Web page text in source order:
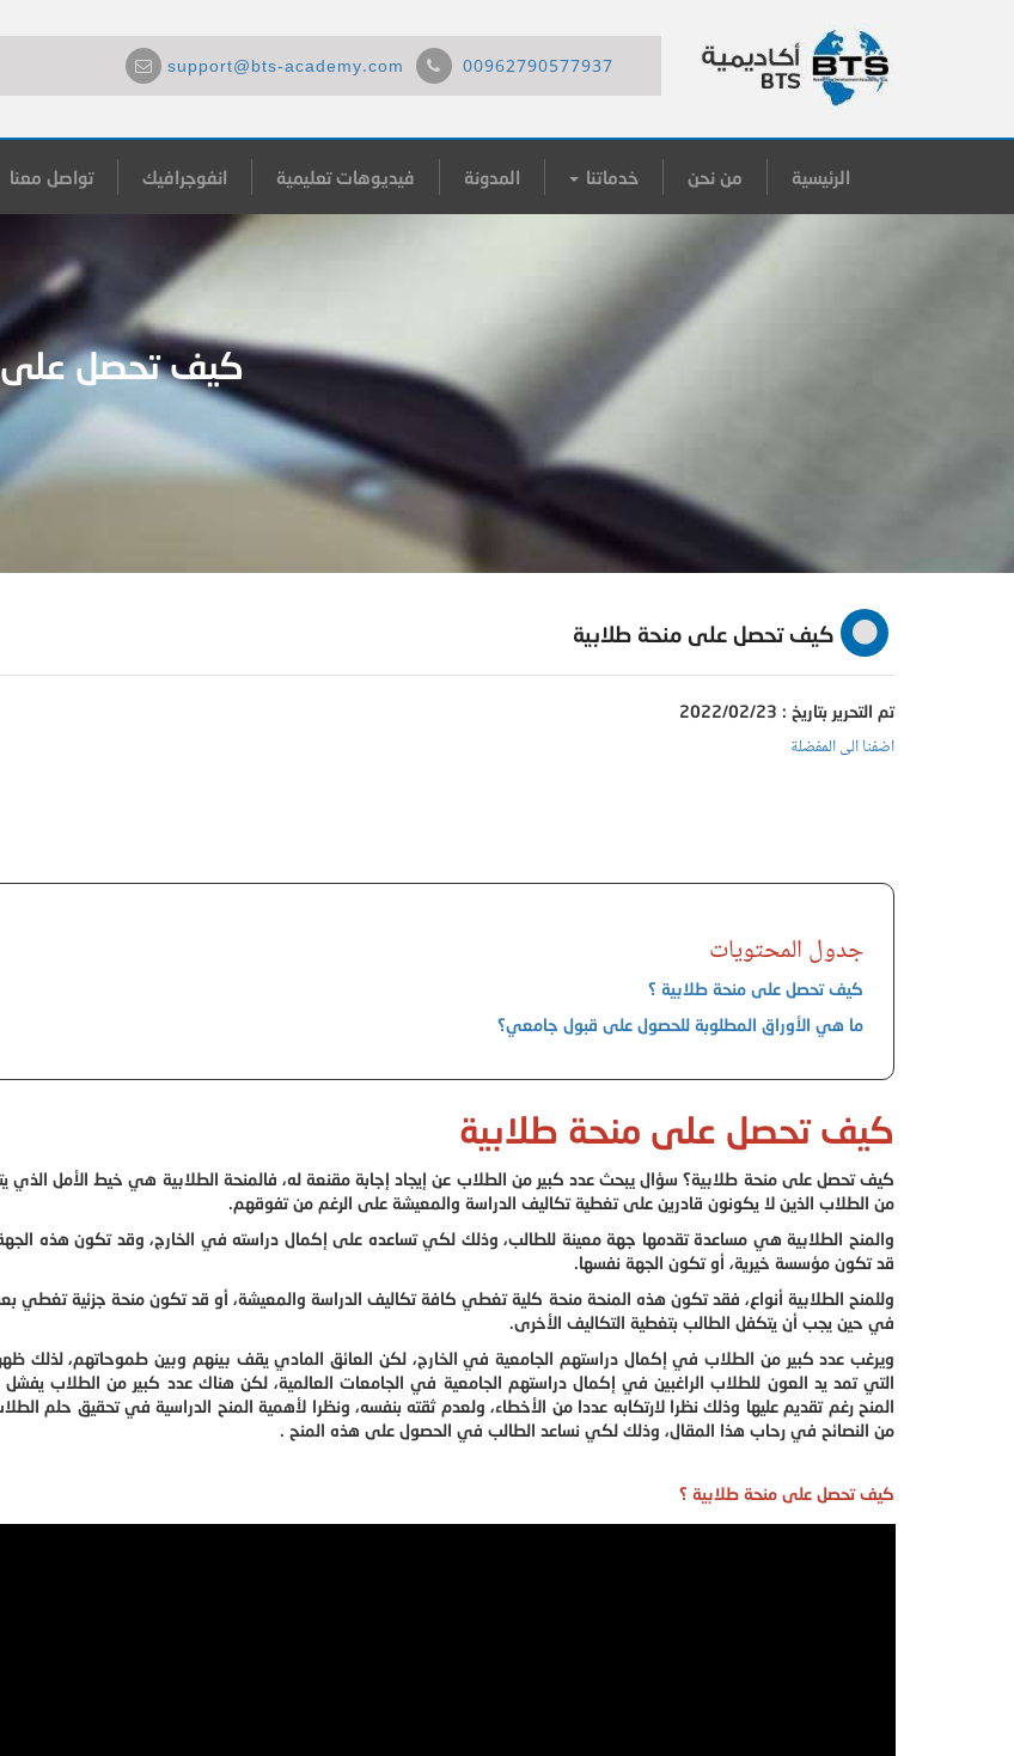
00962790577937
support@bts-academy.com
الرئيسية من نحن خدماتنا المدونة فيديوهات تعليمية انفوجرافيك تواصل معنا
كيف تحصل على
كيف تحصل على منحة طلابية
تم التحرير بتاريخ : 2022/02/23
اضفنا الى المفضلة
جدول المحتويات
​​​​​​​كيف تحصل على منحة طلابية ؟
ما هي الأوراق المطلوبة للحصول على قبول جامعي؟
كيف تحصل على منحة طلابية
كيف تحصل على منحة طلابية؟ سؤال يبحث عدد كبير من الطلاب عن إيجاد إجابة مقنعة له، فالمنحة الطلابية هي خيط الأمل الذي
من الطلاب الذين لا يكونون قادرين على تغطية تكاليف الدراسة والمعيشة على الرغم من تفوقهم.
والمنح الطلابية هي مساعدة تقدمها جهة معينة للطالب، وذلك لكي تساعده على إكمال دراسته في الخارج، وقد تكون هذه
قد تكون مؤسسة خيرية، أو تكون الجهة نفسها.
وللمنح الطلابية أنواع، فقد تكون هذه المنحة منحة كلية تغطي كافة تكاليف الدراسة والمعيشة، أو قد تكون منحة جزئية تغطي
في حين يجب أن يتكفل الطالب بتغطية التكاليف الأخرى.
ويرغب عدد كبير من الطلاب في إكمال دراستهم الجامعية في الخارج، لكن العائق المادي يقف بينهم وبين طموحاتهم، لذلك
التي تمد يد العون للطلاب الراغبين في إكمال دراستهم الجامعية في الجامعات العالمية، لكن هناك عدد كبير من الطلاب
المنح رغم تقديم عليها وذلك نظرا لارتكابه عددا من الأخطاء، ولعدم ثقته بنفسه، ونظرا لأهمية المنح الدراسية في تحقيق حلم
من النصائح في رحاب هذا المقال، وذلك لكي نساعد الطالب في الحصول على هذه المنح .
كيف تحصل على منحة طلابية ؟